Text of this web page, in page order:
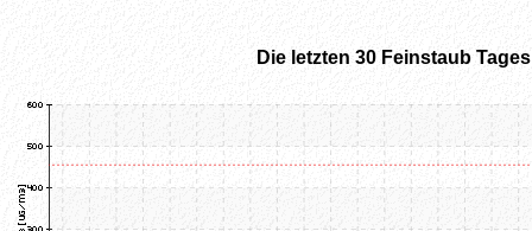
Die letzten 30 Feinstaub